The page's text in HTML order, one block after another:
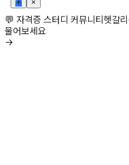
✳ ×
💬 자격증 스터디 커뮤니티헷갈
물어보세요
→